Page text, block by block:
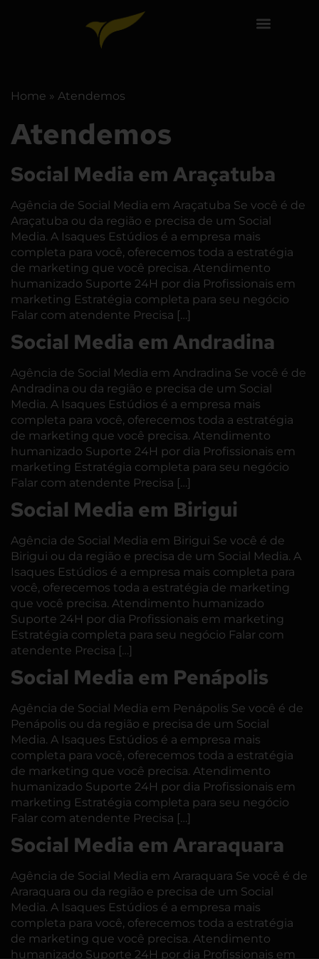
Home » Atendemos
Atendemos
Social Media em Araçatuba
Agência de Social Media em Araçatuba Se você é de
Araçatuba ou da região e precisa de um Social
Media. A Isaques Estúdios é a empresa mais
completa para você, oferecemos toda a estratégia
de marketing que você precisa. Atendimento
humanizado Suporte 24H por dia Profissionais em
marketing Estratégia completa para seu negócio
Falar com atendente Precisa […]
Social Media em Andradina
Agência de Social Media em Andradina Se você é de
Andradina ou da região e precisa de um Social
Media. A Isaques Estúdios é a empresa mais
completa para você, oferecemos toda a estratégia
de marketing que você precisa. Atendimento
humanizado Suporte 24H por dia Profissionais em
marketing Estratégia completa para seu negócio
Falar com atendente Precisa […]
Social Media em Birigui
Agência de Social Media em Birigui Se você é de
Birigui ou da região e precisa de um Social Media. A
Isaques Estúdios é a empresa mais completa para
você, oferecemos toda a estratégia de marketing
que você precisa. Atendimento humanizado
Suporte 24H por dia Profissionais em marketing
Estratégia completa para seu negócio Falar com
atendente Precisa […]
Social Media em Penápolis
Agência de Social Media em Penápolis Se você é de
Penápolis ou da região e precisa de um Social
Media. A Isaques Estúdios é a empresa mais
completa para você, oferecemos toda a estratégia
de marketing que você precisa. Atendimento
humanizado Suporte 24H por dia Profissionais em
marketing Estratégia completa para seu negócio
Falar com atendente Precisa […]
Social Media em Araraquara
Agência de Social Media em Araraquara Se você é de
Araraquara ou da região e precisa de um Social
Media. A Isaques Estúdios é a empresa mais
completa para você, oferecemos toda a estratégia
de marketing que você precisa. Atendimento
humanizado Suporte 24H por dia Profissionais em